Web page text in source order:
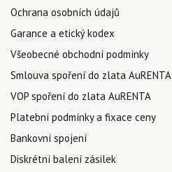
Ochrana osobních údajů
Garance a etický kodex
Všeobecné obchodní podmínky
Smlouva spoření do zlata AuRENTA
VOP spoření do zlata AuRENTA
Platební podmínky a fixace ceny
Bankovní spojení
Diskrétní balení zásilek